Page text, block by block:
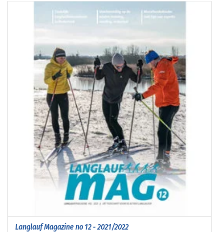
Langlauf Magazine no 12 - 2021/2022